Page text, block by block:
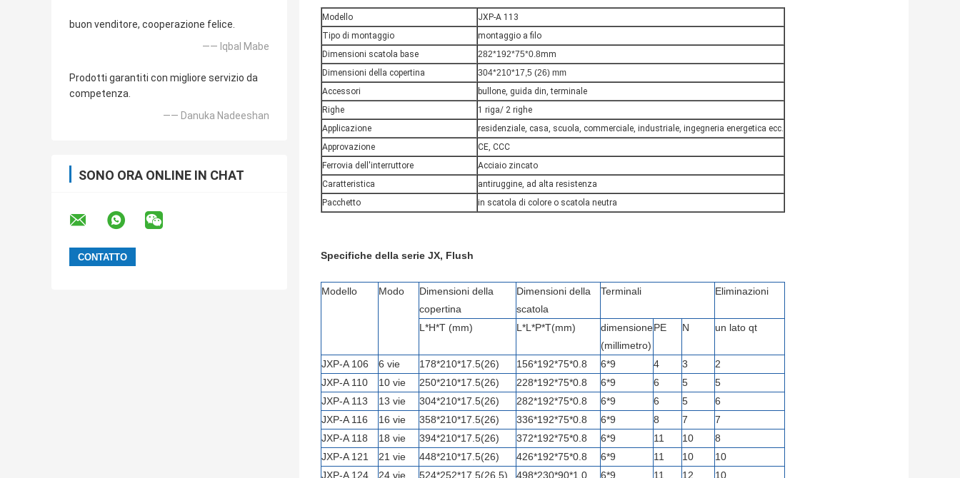
buon venditore, cooperazione felice.
—— Iqbal Mabe
Prodotti garantiti con migliore servizio da
competenza.
—— Danuka Nadeeshan
SONO ORA ONLINE IN CHAT
Modello
JXP-A 113
Tipo di montaggio
montaggio a filo
Dimensioni scatola base
282*192*75*0.8mm
Dimensioni della copertina
304*210*17,5 (26) mm
Accessori
bullone, guida din, terminale
Righe
1 riga/ 2 righe
Applicazione
residenziale, casa, scuola, commerciale, industriale, ingegneria energetica ecc.
Approvazione
CE, CCC
Ferrovia dell'interruttore
Acciaio zincato
Caratteristica
antiruggine, ad alta resistenza
Pacchetto
in scatola di colore o scatola neutra
Specifiche della serie JX, Flush
Modello Modo
Dimensioni della
copertina
Dimensioni della
scatola
Terminali Eliminazioni
L*H*T (mm) L*L*P*T(mm)
dimensione
(millimetro)
PE N un lato qt
JXP-A 106 6 vie 178*210*17.5(26) 156*192*75*0.8 6*9 4 3
2
JXP-A 110
10 vie 250*210*17.5(26) 228*192*75*0.8 6*9 6 5
5
JXP-A 113
13 vie 304*210*17.5(26) 282*192*75*0.8 6*9 6 5
6
JXP-A 116
16 vie 358*210*17.5(26) 336*192*75*0.8 6*9 8 7
7
JXP-A 118
18 vie 394*210*17.5(26) 372*192*75*0.8 6*9 11 10
8
JXP-A 121
21 vie 448*210*17.5(26) 426*192*75*0.8 6*9 11 10
10
JXP-A 124
24 vie 524*252*17.5(26.5) 498*230*90*1.0 6*9 11 12
10